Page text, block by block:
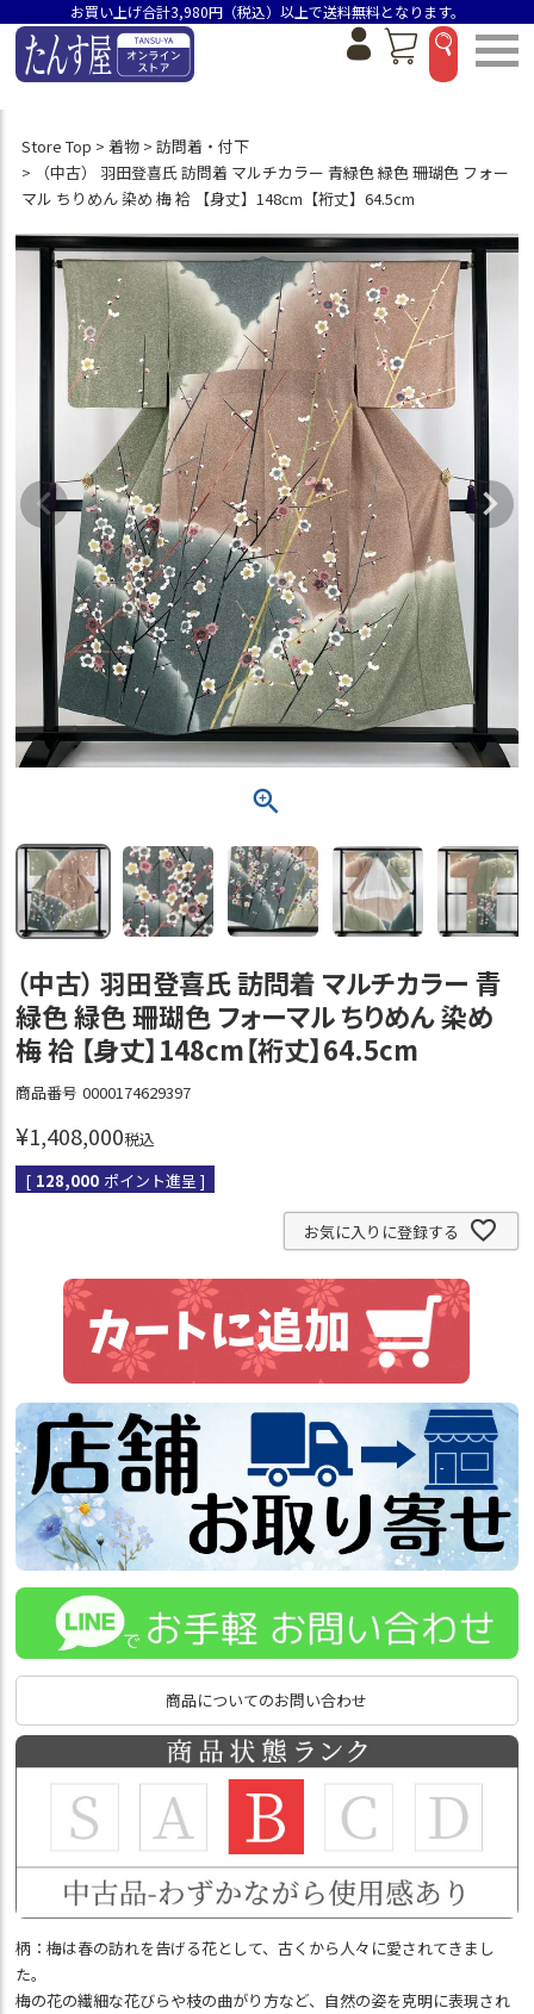
お買い上げ合計3,980円（税込）以上で送料無料となります。
Store Top 着物
訪問着・付下
（中古） 羽田登喜氏 訪問着 マルチカラー 青緑色 緑色 珊瑚色 フォー
マル ちりめん 染め 梅 袷 【身丈】148cm【裄丈】64.5cm
（中古） 羽田登喜氏 訪問着 マルチカラー 青
緑色 緑色 珊瑚色 フォーマル ちりめん 染め
梅 袷 【身丈】148cm【裄丈】64.5cm
商品番号 0000174629397
¥1,408,000税込
[ 128,000 ポイント進呈 ]
お気に入りに登録する
商品についてのお問い合わせ
柄：梅は春の訪れを告げる花として、古くから人々に愛されてきまし
た。
梅の花の繊細な花びらや枝の曲がり方など、自然の姿を克明に表現され